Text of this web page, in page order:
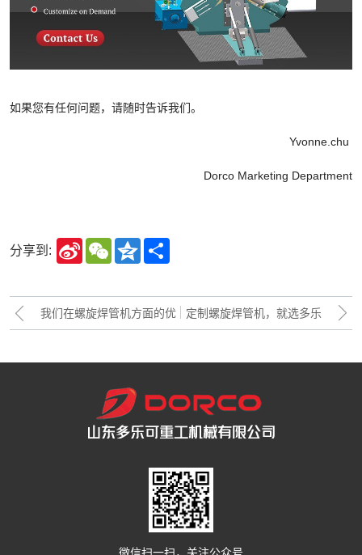
如果您有任何问题，请随时告诉我们。
Yvonne.chu
Dorco Marketing Department
分享到:
Sina
Weibo
WeChatQzone
我们在螺旋焊管机方面的优 定制螺旋焊管机，就选多乐